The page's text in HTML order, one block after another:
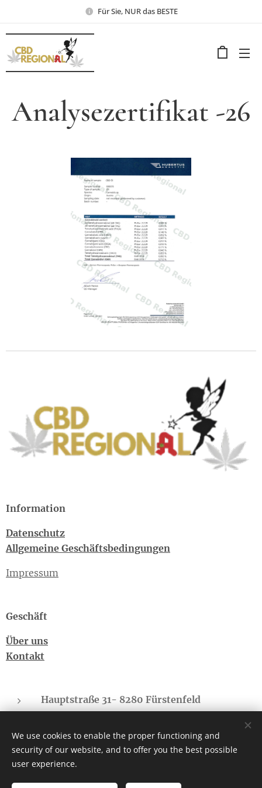
Für Sie, NUR das BESTE
Analysezertifikat -26
Information
Datenschutz
Allgemeine Geschäftsbedingungen
Impressum
Geschäft
Über uns
Kontakt
Hauptstraße 31- 8280 Fürstenfeld
cbd-regional.suedbgld@gmx.at
Telefon: +43(0)660-4073682
We use cookies to enable the proper functioning and
security of our website, and to offer you the best possible
user experience.